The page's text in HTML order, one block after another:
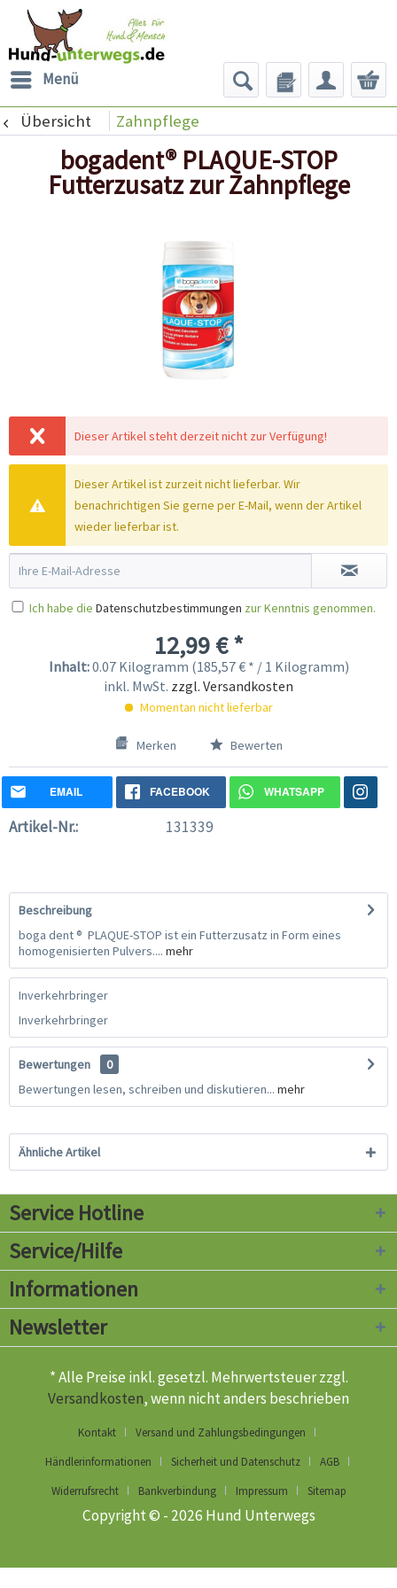
Menü
Übersicht Zahnpflege
bogadent® PLAQUE-STOP
Futterzusatz zur Zahnpflege
Dieser Artikel steht derzeit nicht zur Verfügung!
Dieser Artikel ist zurzeit nicht lieferbar. Wir
benachrichtigen Sie gerne per E-Mail, wenn der Artikel
wieder lieferbar ist.
Ich habe die Datenschutzbestimmungen zur Kenntnis genommen.
12,99 € *
Inhalt:0.07 Kilogramm (185,57 € * / 1 Kilogramm)
inkl. MwSt. zzgl. Versandkosten
Momentan nicht lieferbar
Merken Bewerten
EMAIL FACEBOOK WHATSAPP
Artikel-Nr.: 131339
Beschreibung
boga dent ® PLAQUE-STOP ist ein Futterzusatz in Form eines
homogenisierten Pulvers.... mehr
Inverkehrbringer
Inverkehrbringer
Bewertungen
0
Bewertungen lesen, schreiben und diskutieren... mehr
Ähnliche Artikel
Service Hotline
Service/Hilfe
Informationen
Newsletter
* Alle Preise inkl. gesetzl. Mehrwertsteuer zzgl.
Versandkosten, wenn nicht anders beschrieben
Kontakt
Versand und Zahlungsbedingungen
Händlerinformationen
Sicherheit und Datenschutz
AGB
Widerrufsrecht
Bankverbindung Impressum Sitemap
Copyright © - 2026 Hund Unterwegs